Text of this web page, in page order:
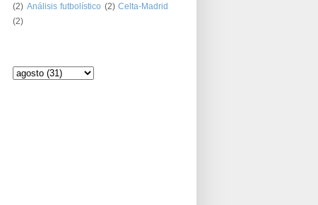
(2) Análisis futbolístico (2) Celta-Madrid
(2)